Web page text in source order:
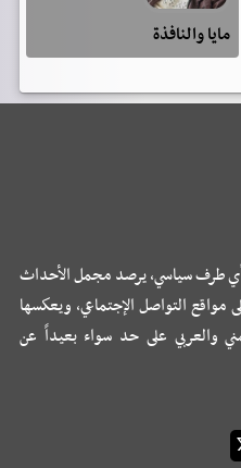
مايا والنافذة
أي طرف سياسي، يرصد مجمل الأحداث
مواقع التواصل الإجتماعي، ويعكسها
والعربي على حد سواء بعيداً عن